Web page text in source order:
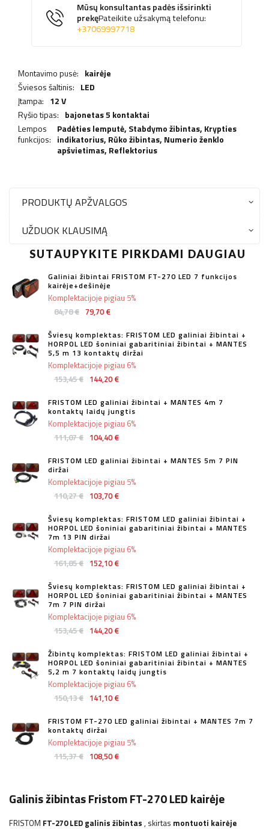
Mūsų konsultantas padės išsirinkti
prekęPateikite užsakymą telefonu:
+37069997718
Montavimo pusė: kairėje
Šviesos šaltinis: LED
Įtampa: 12 V
Ryšio tipas: bajonetas 5 kontaktai
Lempos
funkcijos:
Padėties lemputė, Stabdymo žibintas, Krypties
indikatorius, Rūko žibintas, Numerio ženklo
apšvietimas, Reflektorius
PRODUKTŲ APŽVALGOS
UŽDUOK KLAUSIMĄ
SUTAUPYKITE PIRKDAMI DAUGIAU
Galiniai žibintai FRISTOM FT-270 LED 7 funkcijos
kairėje+dešinėje
84,78 € 79,70 €
Komplektacijoje pigiau 5%
Šviesų komplektas: FRISTOM LED galiniai žibintai +
HORPOL LED šoniniai gabaritiniai žibintai + MANTES
5,5 m 13 kontaktų diržai
153,45 € 144,20 €
Komplektacijoje pigiau 6%
FRISTOM LED galiniai žibintai + MANTES 4m 7
kontaktų laidų jungtis
111,07 € 104,40 €
Komplektacijoje pigiau 6%
FRISTOM LED galiniai žibintai + MANTES 5m 7 PIN
diržai
110,27 € 103,70 €
Komplektacijoje pigiau 5%
Šviesų komplektas: FRISTOM LED galiniai žibintai +
HORPOL LED šoniniai gabaritiniai žibintai + MANTES
7m 13 PIN diržai
161,85 € 152,10 €
Komplektacijoje pigiau 6%
Šviesų komplektas: FRISTOM LED galiniai žibintai +
HORPOL LED šoniniai gabaritiniai žibintai + MANTES
7m 7 PIN diržai
153,45 € 144,20 €
Komplektacijoje pigiau 6%
Žibintų komplektas: FRISTOM LED galiniai žibintai +
HORPOL LED šoniniai gabaritiniai žibintai + MANTES
5,2 m 7 kontaktų laidų jungtis
150,13 € 141,10 €
Komplektacijoje pigiau 6%
FRISTOM FT-270 LED galiniai žibintai + MANTES 7m 7
kontaktų diržai
115,37 € 108,50 €
Komplektacijoje pigiau 5%
Galinis žibintas Fristom FT-270 LED kairėje
FRISTOM FT-270 LED galinis žibintas , skirtas montuoti kairėje